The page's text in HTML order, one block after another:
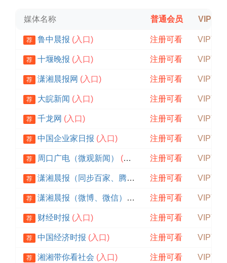
媒体名称 普通会员 VIP会员
荐 鲁中晨报 (入口) 注册可看 VIP可见
荐 十堰晚报 (入口) 注册可看 VIP可见
荐 潇湘晨报网 (入口) 注册可看 VIP可见
荐 大皖新闻 (入口) 注册可看 VIP可见
荐 千龙网 (入口) 注册可看 VIP可见
荐 中国企业家日报 (入口) 注册可看 VIP可见
荐 周口广电（微观新闻） (入口) 注册可看 VIP可见
荐 潇湘晨报（同步百家、腾讯） (入口)
注册可看 VIP可见
荐 潇湘晨报（微博、微信） (入口) 注册可看 VIP可见
荐 财经时报 (入口) 注册可看 VIP可见
荐 中国经济时报 (入口) 注册可看 VIP可见
荐 湘湘带你看社会 (入口) 注册可看 VIP可见